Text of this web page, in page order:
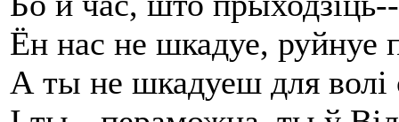
Ён нас не шкадуе, руйнуе
А ты не шкадуеш для волі